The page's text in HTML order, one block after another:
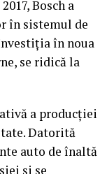
Bosch a
în sistemul de
în noua
se ridică la
a producţiei
Datorită
auto de înaltă
şi se